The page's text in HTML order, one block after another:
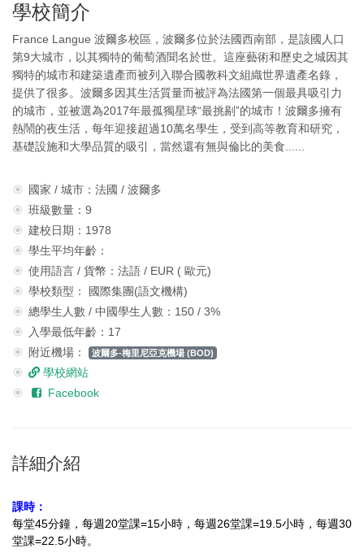
學校簡介
France Langue 波爾多校區，波爾多位於法國西南部，是該國人口
第9大城市，以其獨特的葡萄酒聞名於世。這座藝術和歷史之城因其
獨特的城市和建築遺產而被列入聯合國教科文組織世界遺產名錄，
提供了很多。波爾多因其生活質量而被評為法國第一個最具吸引力
的城市，並被選為2017年最孤獨星球“最挑剔”的城市！波爾多擁有
熱鬧的夜生活，每年迎接超過10萬名學生，受到高等教育和研究，
基礎設施和大學品質的吸引，當然還有無與倫比的美食......
國家 / 城市：法國 / 波爾多
班級數量：9
建校日期：1978
學生平均年齡：
使用語言 / 貨幣：法語 / EUR ( 歐元)
學校類型： 國際集團(語文機構)
總學生人數 / 中國學生人數：150 / 3%
入學最低年齡：17
附近機場：
波爾多-梅里尼亞克機場 (BOD)
學校網站
Facebook
詳細介紹
課時：
每堂45分鐘，每週20堂課=15小時，每週26堂課=19.5小時，每週30
堂課=22.5小時。